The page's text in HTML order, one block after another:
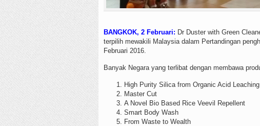
BANGKOK, 2 Februari: Dr Duster with Green
terpilih mewakili Malaysia dalam Pertandingan
Februari 2016.
Banyak Negara yang terlibat dengan membawa
High Purity Silica from Organic Acid
Master Cut
A Novel Bio Based Rice Veevil Repellent
Smart Body Wash
From Waste to Wealth